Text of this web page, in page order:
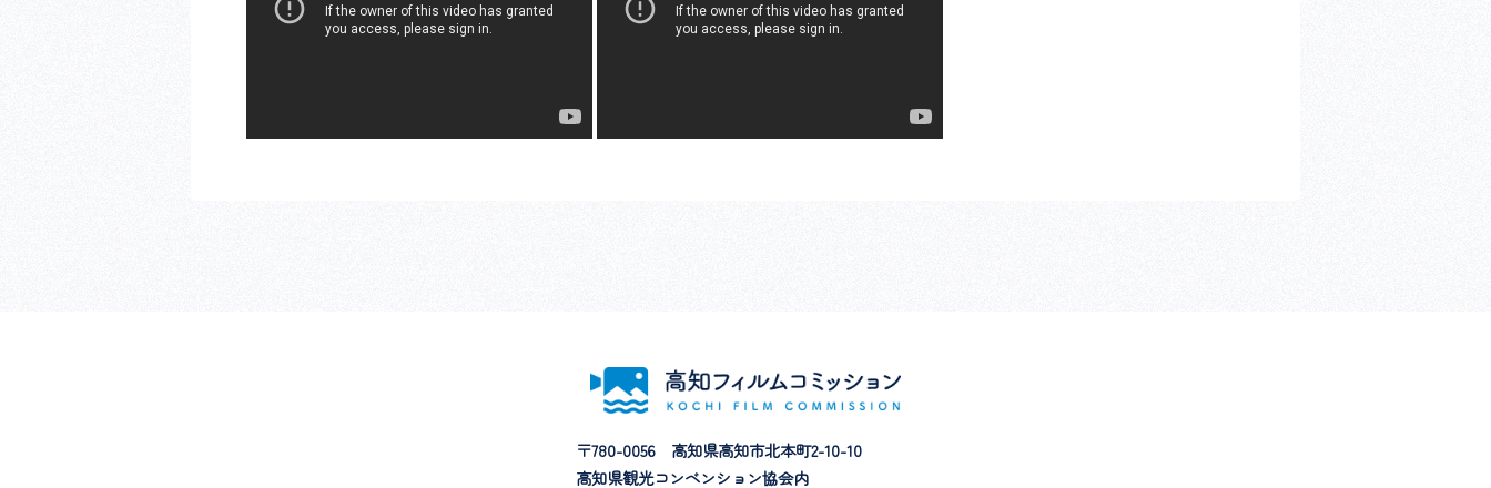
〒780-0056 高知県高知市北本町2-10-10
高知県観光コンベンション協会内